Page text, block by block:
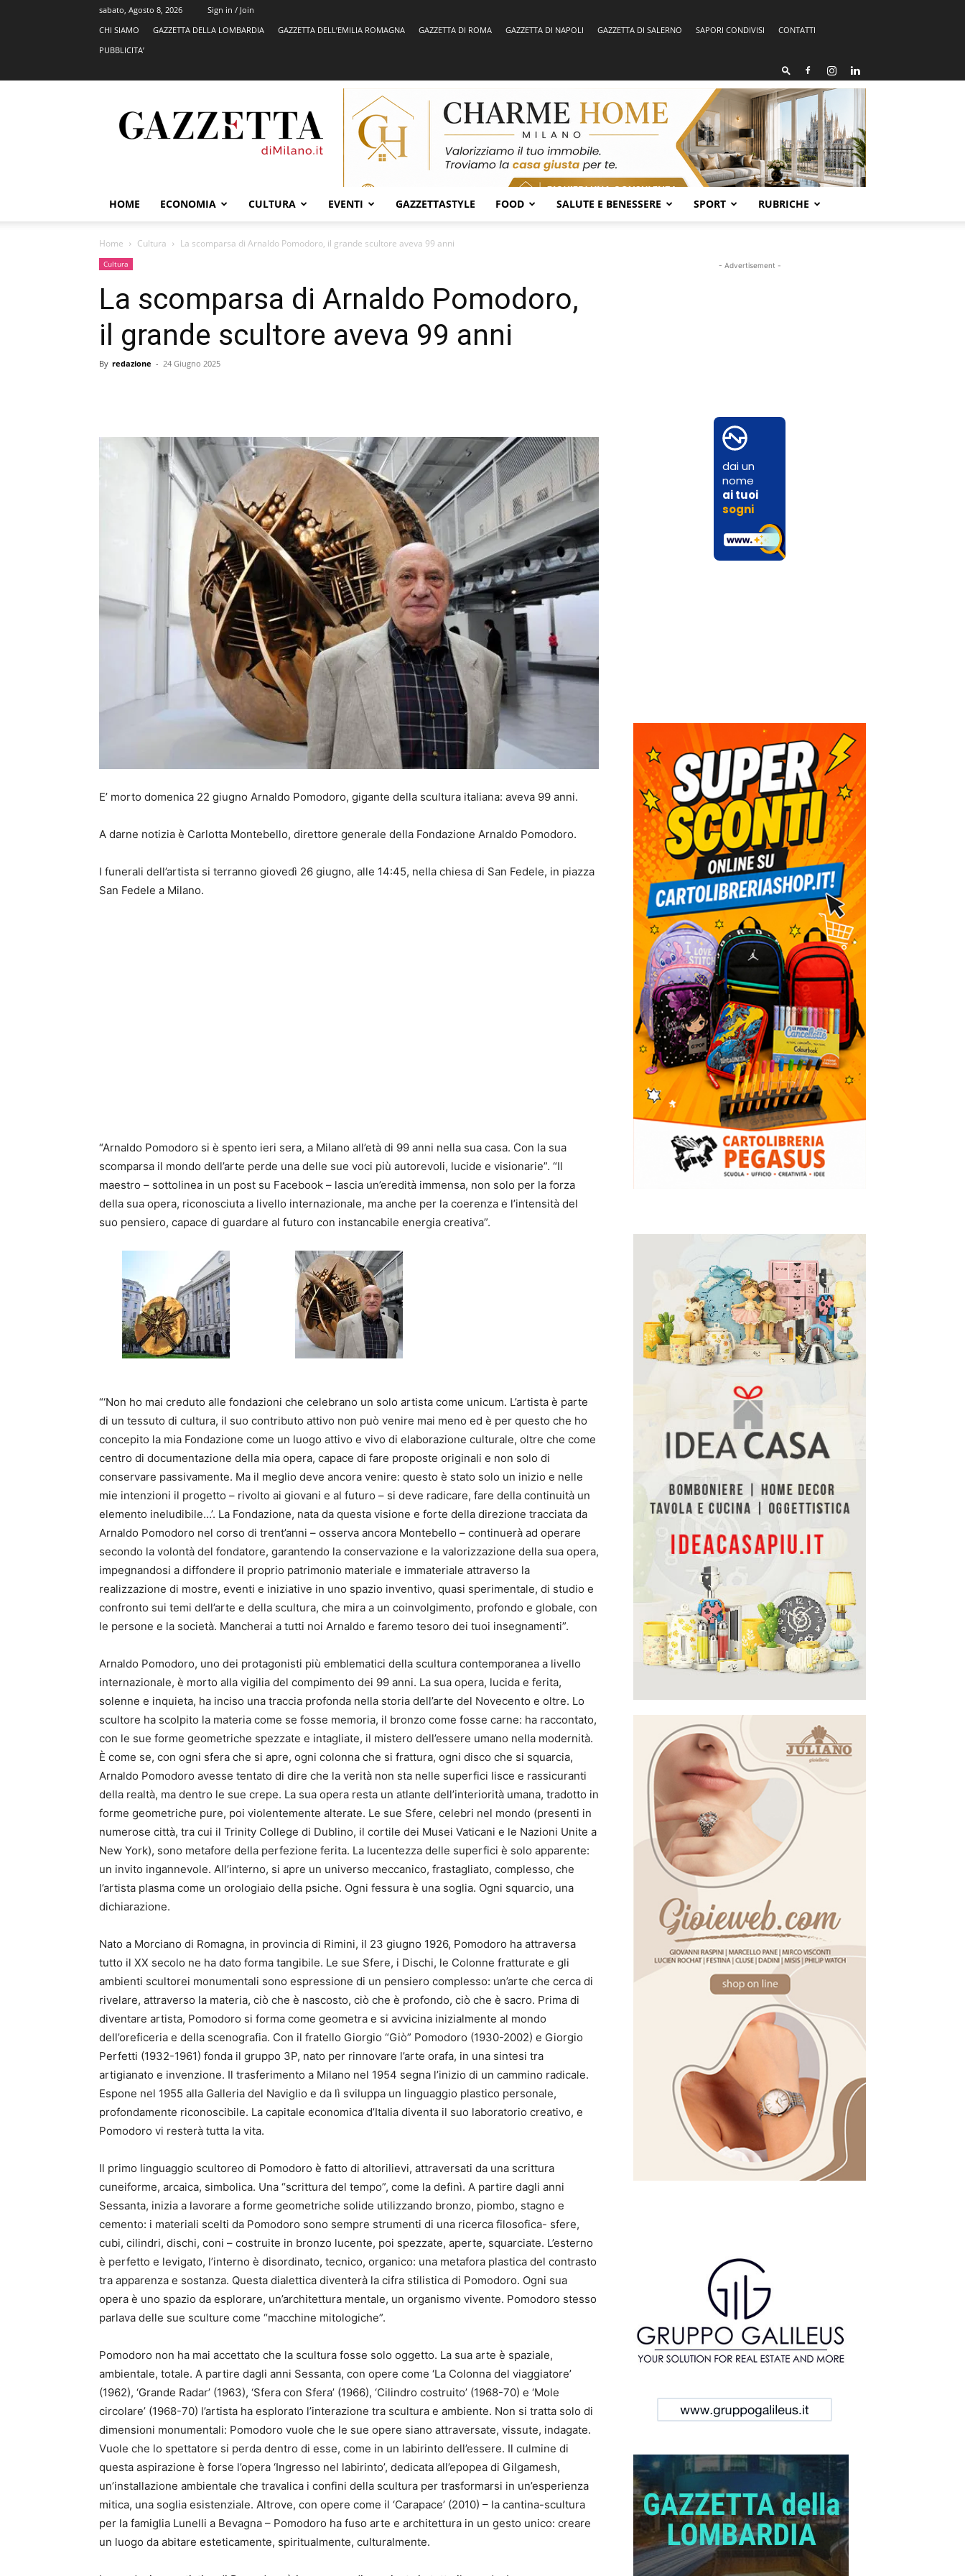
sabato, Agosto 8, 2026
Sign in / Join
CHI SIAMO
GAZZETTA DELLA LOMBARDIA GAZZETTA DELL’EMILIA ROMAGNA GAZZETTA DI ROMA GAZZETTA DI NAPOLI GAZZETTA DI SALERNO SAPORI CONDIVISI
CONTATTI
PUBBLICITA’
HOME ECONOMIA CULTURA EVENTI GAZZETTASTYLE FOOD SALUTE E BENESSERE SPORT RUBRICHE
Home Cultura La scomparsa di Arnaldo Pomodoro, il grande scultore aveva 99 anni
Cultura
La scomparsa di Arnaldo Pomodoro,
il grande scultore aveva 99 anni
By redazione - 24 Giugno 2025
E’ morto domenica 22 giugno Arnaldo Pomodoro, gigante della scultura italiana: aveva 99 anni.
A darne notizia è Carlotta Montebello, direttore generale della Fondazione Arnaldo Pomodoro.
I funerali dell’artista si terranno giovedì 26 giugno, alle 14:45, nella chiesa di San Fedele, in piazza
San Fedele a Milano.
“Arnaldo Pomodoro si è spento ieri sera, a Milano all’età di 99 anni nella sua casa. Con la sua
scomparsa il mondo dell’arte perde una delle sue voci più autorevoli, lucide e visionarie”. “Il
maestro – sottolinea in un post su Facebook – lascia un’eredità immensa, non solo per la forza
della sua opera, riconosciuta a livello internazionale, ma anche per la coerenza e l’intensità del
suo pensiero, capace di guardare al futuro con instancabile energia creativa”.
“‘Non ho mai creduto alle fondazioni che celebrano un solo artista come unicum. L’artista è parte
di un tessuto di cultura, il suo contributo attivo non può venire mai meno ed è per questo che ho
concepito la mia Fondazione come un luogo attivo e vivo di elaborazione culturale, oltre che come
centro di documentazione della mia opera, capace di fare proposte originali e non solo di
conservare passivamente. Ma il meglio deve ancora venire: questo è stato solo un inizio e nelle
mie intenzioni il progetto – rivolto ai giovani e al futuro – si deve radicare, fare della continuità un
elemento ineludibile…’. La Fondazione, nata da questa visione e forte della direzione tracciata da
Arnaldo Pomodoro nel corso di trent’anni – osserva ancora Montebello – continuerà ad operare
secondo la volontà del fondatore, garantendo la conservazione e la valorizzazione della sua opera,
impegnandosi a diffondere il proprio patrimonio materiale e immateriale attraverso la
realizzazione di mostre, eventi e iniziative in uno spazio inventivo, quasi sperimentale, di studio e
confronto sui temi dell’arte e della scultura, che mira a un coinvolgimento, profondo e globale, con
le persone e la società. Mancherai a tutti noi Arnaldo e faremo tesoro dei tuoi insegnamenti”.
Arnaldo Pomodoro, uno dei protagonisti più emblematici della scultura contemporanea a livello
internazionale, è morto alla vigilia del compimento dei 99 anni. La sua opera, lucida e ferita,
solenne e inquieta, ha inciso una traccia profonda nella storia dell’arte del Novecento e oltre. Lo
scultore ha scolpito la materia come se fosse memoria, il bronzo come fosse carne: ha raccontato,
con le sue forme geometriche spezzate e intagliate, il mistero dell’essere umano nella modernità.
È come se, con ogni sfera che si apre, ogni colonna che si frattura, ogni disco che si squarcia,
Arnaldo Pomodoro avesse tentato di dire che la verità non sta nelle superfici lisce e rassicuranti
della realtà, ma dentro le sue crepe. La sua opera resta un atlante dell’interiorità umana, tradotto in
forme geometriche pure, poi violentemente alterate. Le sue Sfere, celebri nel mondo (presenti in
numerose città, tra cui il Trinity College di Dublino, il cortile dei Musei Vaticani e le Nazioni Unite a
New York), sono metafore della perfezione ferita. La lucentezza delle superfici è solo apparente:
un invito ingannevole. All’interno, si apre un universo meccanico, frastagliato, complesso, che
l’artista plasma come un orologiaio della psiche. Ogni fessura è una soglia. Ogni squarcio, una
dichiarazione.
Nato a Morciano di Romagna, in provincia di Rimini, il 23 giugno 1926, Pomodoro ha attraversa
tutto il XX secolo ne ha dato forma tangibile. Le sue Sfere, i Dischi, le Colonne fratturate e gli
ambienti scultorei monumentali sono espressione di un pensiero complesso: un’arte che cerca di
rivelare, attraverso la materia, ciò che è nascosto, ciò che è profondo, ciò che è sacro. Prima di
diventare artista, Pomodoro si forma come geometra e si avvicina inizialmente al mondo
dell’oreficeria e della scenografia. Con il fratello Giorgio “Giò” Pomodoro (1930-2002) e Giorgio
Perfetti (1932-1961) fonda il gruppo 3P, nato per rinnovare l’arte orafa, in una sintesi tra
artigianato e invenzione. Il trasferimento a Milano nel 1954 segna l’inizio di un cammino radicale.
Espone nel 1955 alla Galleria del Naviglio e da lì sviluppa un linguaggio plastico personale,
profondamente riconoscibile. La capitale economica d’Italia diventa il suo laboratorio creativo, e
Pomodoro vi resterà tutta la vita.
Il primo linguaggio scultoreo di Pomodoro è fatto di altorilievi, attraversati da una scrittura
cuneiforme, arcaica, simbolica. Una “scrittura del tempo”, come la definì. A partire dagli anni
Sessanta, inizia a lavorare a forme geometriche solide utilizzando bronzo, piombo, stagno e
cemento: i materiali scelti da Pomodoro sono sempre strumenti di una ricerca filosofica- sfere,
cubi, cilindri, dischi, coni – costruite in bronzo lucente, poi spezzate, aperte, squarciate. L’esterno
è perfetto e levigato, l’interno è disordinato, tecnico, organico: una metafora plastica del contrasto
tra apparenza e sostanza. Questa dialettica diventerà la cifra stilistica di Pomodoro. Ogni sua
opera è uno spazio da esplorare, un’architettura mentale, un organismo vivente. Pomodoro stesso
parlava delle sue sculture come “macchine mitologiche”.
Pomodoro non ha mai accettato che la scultura fosse solo oggetto. La sua arte è spaziale,
ambientale, totale. A partire dagli anni Sessanta, con opere come ‘La Colonna del viaggiatore’
(1962), ‘Grande Radar’ (1963), ‘Sfera con Sfera’ (1966), ‘Cilindro costruito’ (1968-70) e ‘Mole
circolare’ (1968-70) l’artista ha esplorato l’interazione tra scultura e ambiente. Non si tratta solo di
dimensioni monumentali: Pomodoro vuole che le sue opere siano attraversate, vissute, indagate.
Vuole che lo spettatore si perda dentro di esse, come in un labirinto dell’essere. Il culmine di
questa aspirazione è forse l’opera ‘Ingresso nel labirinto’, dedicata all’epopea di Gilgamesh,
un’installazione ambientale che travalica i confini della scultura per trasformarsi in un’esperienza
mitica, una soglia esistenziale. Altrove, con opere come il ‘Carapace’ (2010) – la cantina-scultura
per la famiglia Lunelli a Bevagna – Pomodoro ha fuso arte e architettura in un gesto unico: creare
un luogo da abitare esteticamente, spiritualmente, culturalmente.
- Advertisement -